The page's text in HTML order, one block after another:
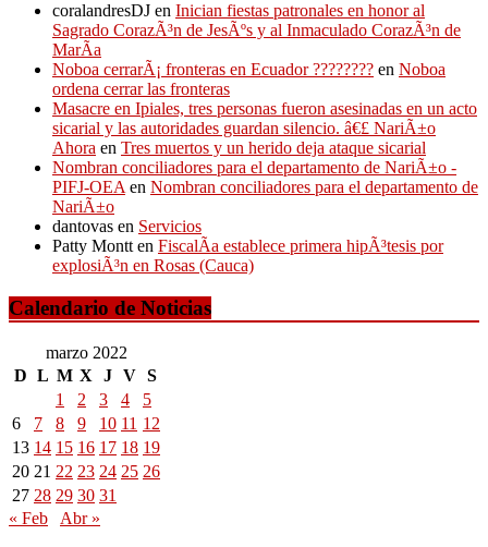
coralandresDJ en Inician fiestas patronales en honor al
Sagrado CorazÃ³n de JesÃºs y al Inmaculado CorazÃ³n de
MarÃ­a
Noboa cerrarÃ¡ fronteras en Ecuador ???????? en Noboa
ordena cerrar las fronteras
Masacre en Ipiales, tres personas fueron asesinadas en un acto
sicarial y las autoridades guardan silencio. â€£ NariÃ±o
Ahora en Tres muertos y un herido deja ataque sicarial
Nombran conciliadores para el departamento de NariÃ±o -
PIFJ-OEAen Nombran conciliadores para el departamento de
NariÃ±o
dantovas en Servicios
Patty Montten FiscalÃ­a establece primera hipÃ³tesis por
explosiÃ³n en Rosas (Cauca)
Calendario de Noticias
marzo 2022
D L M X J V S
1
2 3 4
5
6
7 8 9 10 11 12
13 14 15 16 17 18 19
20 21 22 23 24 25 26
27 28 29 30 31
« Feb
Abr »